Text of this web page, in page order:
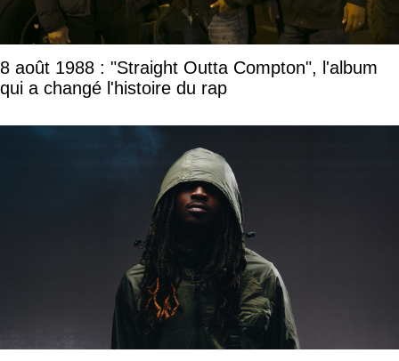
8 août 1988 : "Straight Outta Compton", l'album
qui a changé l'histoire du rap